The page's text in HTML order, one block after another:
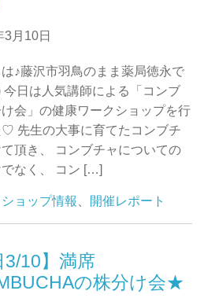
3月10日
♪藤沢市羽鳥のまま薬局徳永で
今日は人気講師による「コンブ
会」の健康ワークショップを行
♡ 先生の大事に育てたコンブチ
頂き、 コンブチャについての
なく、 コン […]
ョップ情報 開催レポート
3/10】満席
の株分け会★